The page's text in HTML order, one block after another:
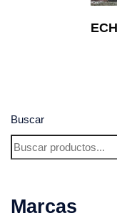
Buscar
Marcas